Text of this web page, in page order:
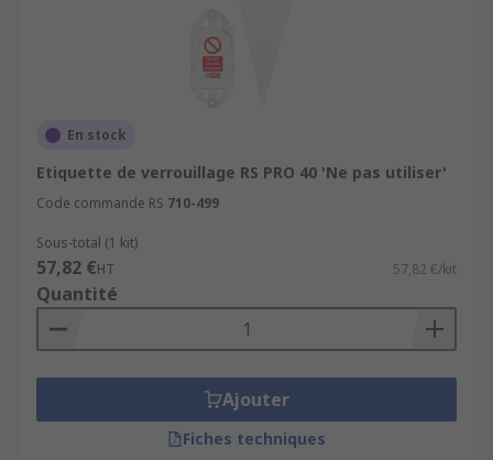
En stock
Etiquette de verrouillage RS PRO 40 'Ne pas utiliser'
Code commande RS 710-499
Sous-total (1 kit)
57,82 €HT 57,82 €/kit
Quantité
Ajouter
Fiches techniques